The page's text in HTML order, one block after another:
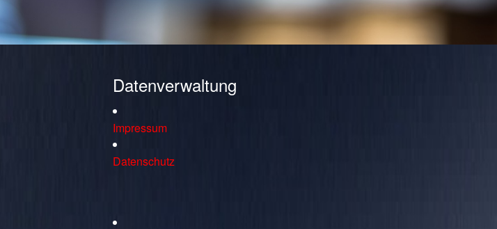
Datenverwaltung
Impressum
Datenschutz